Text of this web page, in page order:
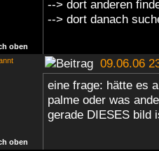
--> dort anderen
--> dort danach
oben
09.06.06
eine frage: hätte es
palme oder was
gerade DIESES bild
oben